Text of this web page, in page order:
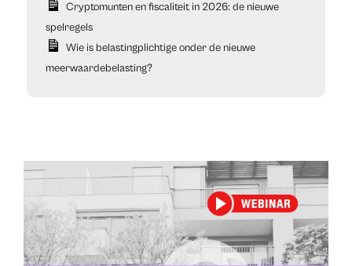
Cryptomunten en fiscaliteit in 2026: de nieuwe
spelregels
Wie is belastingplichtige onder de nieuwe
meerwaardebelasting?